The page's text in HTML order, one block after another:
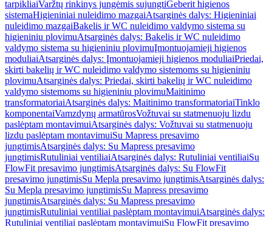
tarpikliaiVaržtų rinkinys jungėmis sujungtiGeberit higienos
sistemaHigieniniai nuleidimo mazgaiAtsarginės dalys: Higieniniai
nuleidimo mazgaiBakelis ir WC nuleidimo valdymo sistema su
higieniniu plovimuAtsarginės dalys: Bakelis ir WC nuleidimo
valdymo sistema su higieniniu plovimuĮmontuojamieji higienos
moduliaiAtsarginės dalys: Įmontuojamieji higienos moduliaiPriedai,
skirti bakelių ir WC nuleidimo valdymo sistemoms su higieniniu
plovimuAtsarginės dalys: Priedai, skirti bakelių ir WC nuleidimo
valdymo sistemoms su higieniniu plovimuMaitinimo
transformatoriaiAtsarginės dalys: Maitinimo transformatoriaiTinklo
komponentaiVamzdynų armatūrosVožtuvai su statmenuoju lizdu
paslėptam montavimuiAtsarginės dalys: Vožtuvai su statmenuoju
lizdu paslėptam montavimuiSu Mapress presavimo
jungtimisAtsarginės dalys: Su Mapress presavimo
jungtimisRutuliniai ventiliaiAtsarginės dalys: Rutuliniai ventiliaiSu
FlowFit presavimo jungtimisAtsarginės dalys: Su FlowFit
presavimo jungtimisSu Mepla presavimo jungtimisAtsarginės dalys:
Su Mepla presavimo jungtimisSu Mapress presavimo
jungtimisAtsarginės dalys: Su Mapress presavimo
jungtimisRutuliniai ventiliai paslėptam montavimuiAtsarginės dalys:
Rutuliniai ventiliai paslėptam montavimuiSu FlowFit presavimo